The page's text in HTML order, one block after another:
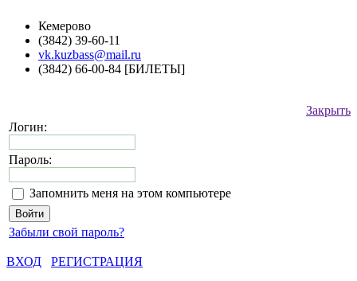
Кемерово
(3842) 39-60-11
vk.kuzbass@mail.ru
(3842) 66-00-84 [БИЛЕТЫ]
Закрыть
Логин:
Пароль:
Запомнить меня на этом компьютере
Забыли свой пароль?
ВХОД
РЕГИСТРАЦИЯ